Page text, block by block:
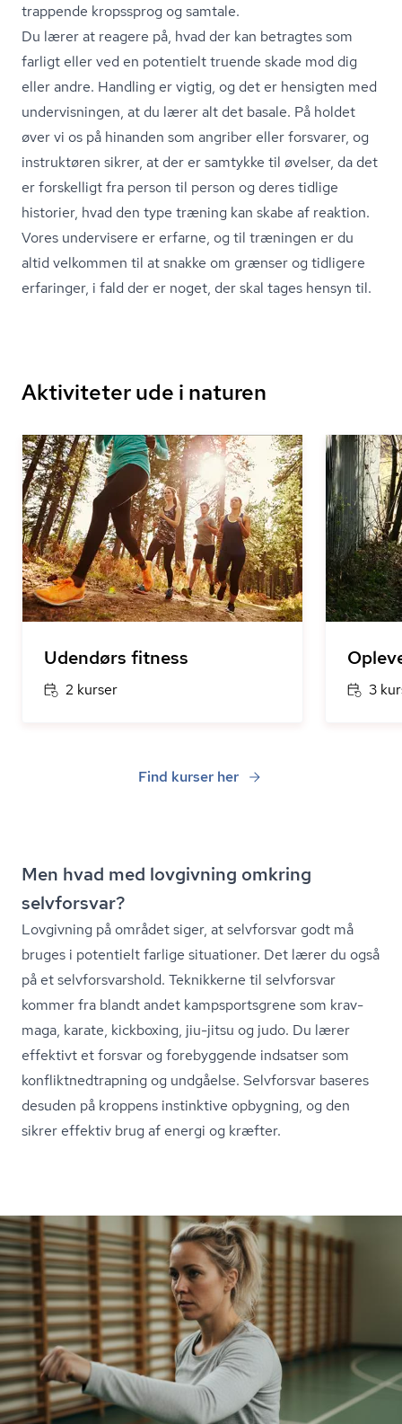
trap­pen­de kropssprog og samtale.
Du lærer at reagere på, hvad der kan betragtes som
farligt eller ved en potentielt truende skade mod dig
eller andre. Handling er vigtig, og det er hensigten med
undervisningen, at du lærer alt det basale. På holdet
øver vi os på hinanden som angriber eller forsvarer, og
instruktøren sikrer, at der er samtykke til øvelser, da det
er forskelligt fra person til person og deres tidlige
historier, hvad den type træning kan skabe af reaktion.
Vores undervisere er erfarne, og til træningen er du
altid velkommen til at snakke om grænser og tidligere
erfaringer, i fald der er noget, der skal tages hensyn til.
Aktiviteter ude i naturen
Udendørs fitness
2 kurser 3
Find kurser her
Men hvad med lovgivning omkring
selvforsvar?
Lovgivning på området siger, at selvforsvar godt må
bruges i potentielt farlige situationer. Det lærer du også
på et selv­for­svars­hold. Teknikkerne til selvforsvar
kommer fra blandt andet kampsports­gre­ne som krav-
maga, karate, kickboxing, jiu-jitsu og judo. Du lærer
effektivt et forsvar og forebyggende indsatser som
kon­flik­t­ned­trap­ning og undgåelse. Selvforsvar baseres
desuden på kroppens instinktive opbygning, og den
sikrer effektiv brug af energi og kræfter.